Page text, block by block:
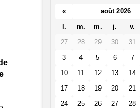
« août 2026
l.
m. m. j. v.
27
28 29 30 31
3
4 5 6 7
10
11 12 13 14
17
18 19 20 21
24
25 26 27 28